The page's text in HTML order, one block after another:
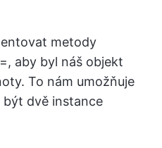
metody
aby byl náš objekt
To nám umožňuje
dvě instance